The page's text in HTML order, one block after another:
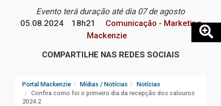
Evento terá duração até dia 07 de agosto
05.08.2024
18h21
Comunicação - Marketing
Mackenzie
COMPARTILHE NAS REDES SOCIAIS
Portal Mackenzie Mídias / Notícias
Notícias
Confira como foi o primeiro dia da recepção dos calouros
2024.2